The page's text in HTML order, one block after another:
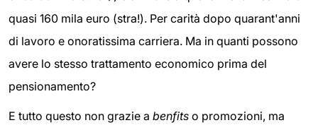
quasi 160 mila euro (stra!). Per carità dopo quarant'anni
di lavoro e onoratissima carriera. Ma in quanti possono
avere lo stesso trattamento economico prima del
pensionamento?
E tutto questo non grazie a benfits o promozioni, ma